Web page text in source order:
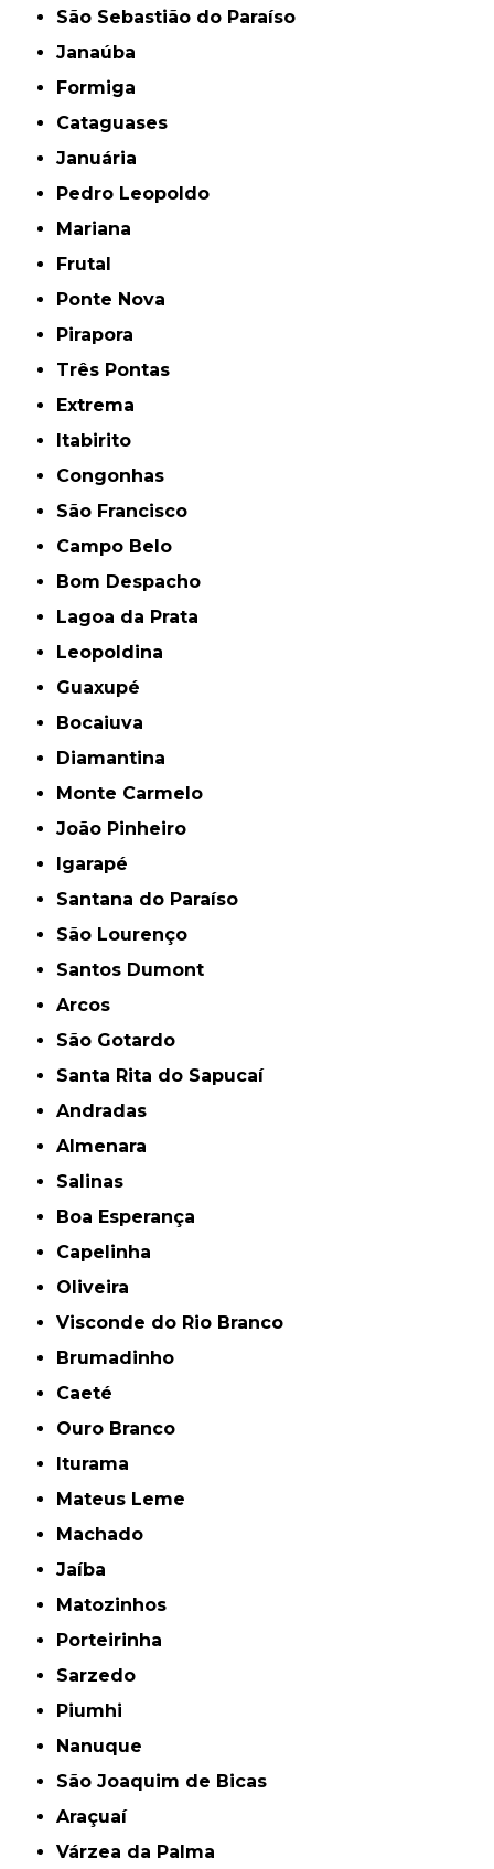
São Sebastião do Paraíso
Janaúba
Formiga
Cataguases
Januária
Pedro Leopoldo
Mariana
Frutal
Ponte Nova
Pirapora
Três Pontas
Extrema
Itabirito
Congonhas
São Francisco
Campo Belo
Bom Despacho
Lagoa da Prata
Leopoldina
Guaxupé
Bocaiuva
Diamantina
Monte Carmelo
João Pinheiro
Igarapé
Santana do Paraíso
São Lourenço
Santos Dumont
Arcos
São Gotardo
Santa Rita do Sapucaí
Andradas
Almenara
Salinas
Boa Esperança
Capelinha
Oliveira
Visconde do Rio Branco
Brumadinho
Caeté
Ouro Branco
Iturama
Mateus Leme
Machado
Jaíba
Matozinhos
Porteirinha
Sarzedo
Piumhi
Nanuque
São Joaquim de Bicas
Araçuaí
Várzea da Palma